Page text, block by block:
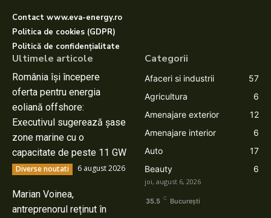
Contact www.eva-energy.ro
Politica de cookies (GDPR)
Politică de confidențialitate
Ultimele articole
România își începere
oferta pentru energia
eoliană offshore:
Executivul sugerează șase
zone marine cu o
capacitate de peste 11 GW
Diverse noutati 6 august 2026
Marian Voinea,
antreprenorul reținut în
Categorii
Afaceri si industrii
57
Agricultura
6
Amenajare exterior
12
Amenajare interior
6
Auto
17
Beauty
6
joi, august 6, 2026
35.5 C București